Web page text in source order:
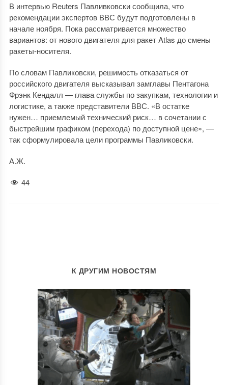
В интервью Reuters Павливковски сообщила, что
рекомендации экспертов ВВС будут подготовлены в
начале ноября. Пока рассматривается множество
вариантов: от нового двигателя для ракет Atlas до смены
ракеты-носителя.
По словам Павликовски, решимость отказаться от
российского двигателя высказывал замглавы Пентагона
Фрэнк Кендалл — глава службы по закупкам, технологии и
логистике, а также представители ВВС. «В остатке
нужен… приемлемый технический риск… в сочетании с
быстрейшим графиком (перехода) по доступной цене», —
так сформулировала цели программы Павликовски.
А.Ж.
44
К ДРУГИМ НОВОСТЯМ